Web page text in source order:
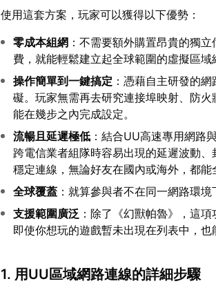
使用這套方案，玩家可以獲得以下優勢：
零成本組網 ：不需要額外購置昂貴的獨
費，就能輕鬆建立起全球範圍的虛擬區域
操作簡單到一鍵搞定 ：憑藉自主研發的
礙。玩家無需再去研究連接埠映射、防
能在幾步之內完成設定。
流暢且延遲極低 ：結合UU高速專用網路
跨電信業者組隊時容易出現的延遲波動
穩定連線，無論好友在國內或海外，都能
全球覆蓋 ：就算參與者不在同一網路環
支援範圍廣泛 ：除了《幻獸帕魯》，這
即使你想玩的遊戲暫未出現在列表中，也
1. 用UU區域網路連線的詳細步驟